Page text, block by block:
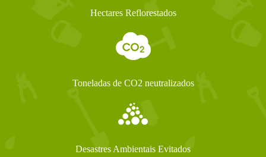
Hectares Reflorestados
Toneladas de CO2 neutralizados
Desastres Ambientais Evitados